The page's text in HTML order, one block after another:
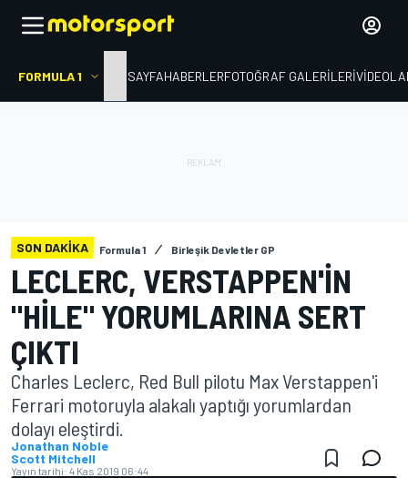
FORMULA 1 ANA SAYFAHABERLERFOTOĞRAF GALERILERI
SON DAKIKA Formula 1 Birleşik Devletler GP
LECLERC, VERSTAPPEN'IN
"HILE" YORUMLARINA SERT
ÇIKTI
Charles Leclerc, Red Bull pilotu Max Verstappen'i
Ferrari motoruyla alakalı yaptığı yorumlardan
dolayı eleştirdi.
Jonathan Noble
Scott Mitchell
Yayın tarihi: 4 Kas 2019 06:44